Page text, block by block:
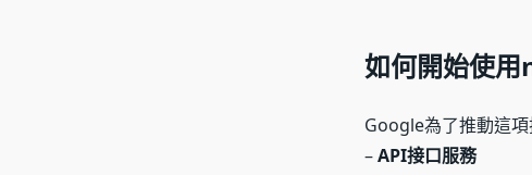
如何開始使
Google為了推動這
–API接口服務